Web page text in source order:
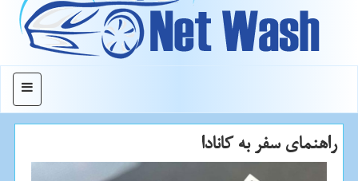
منو
راهنمای سفر به كانادا